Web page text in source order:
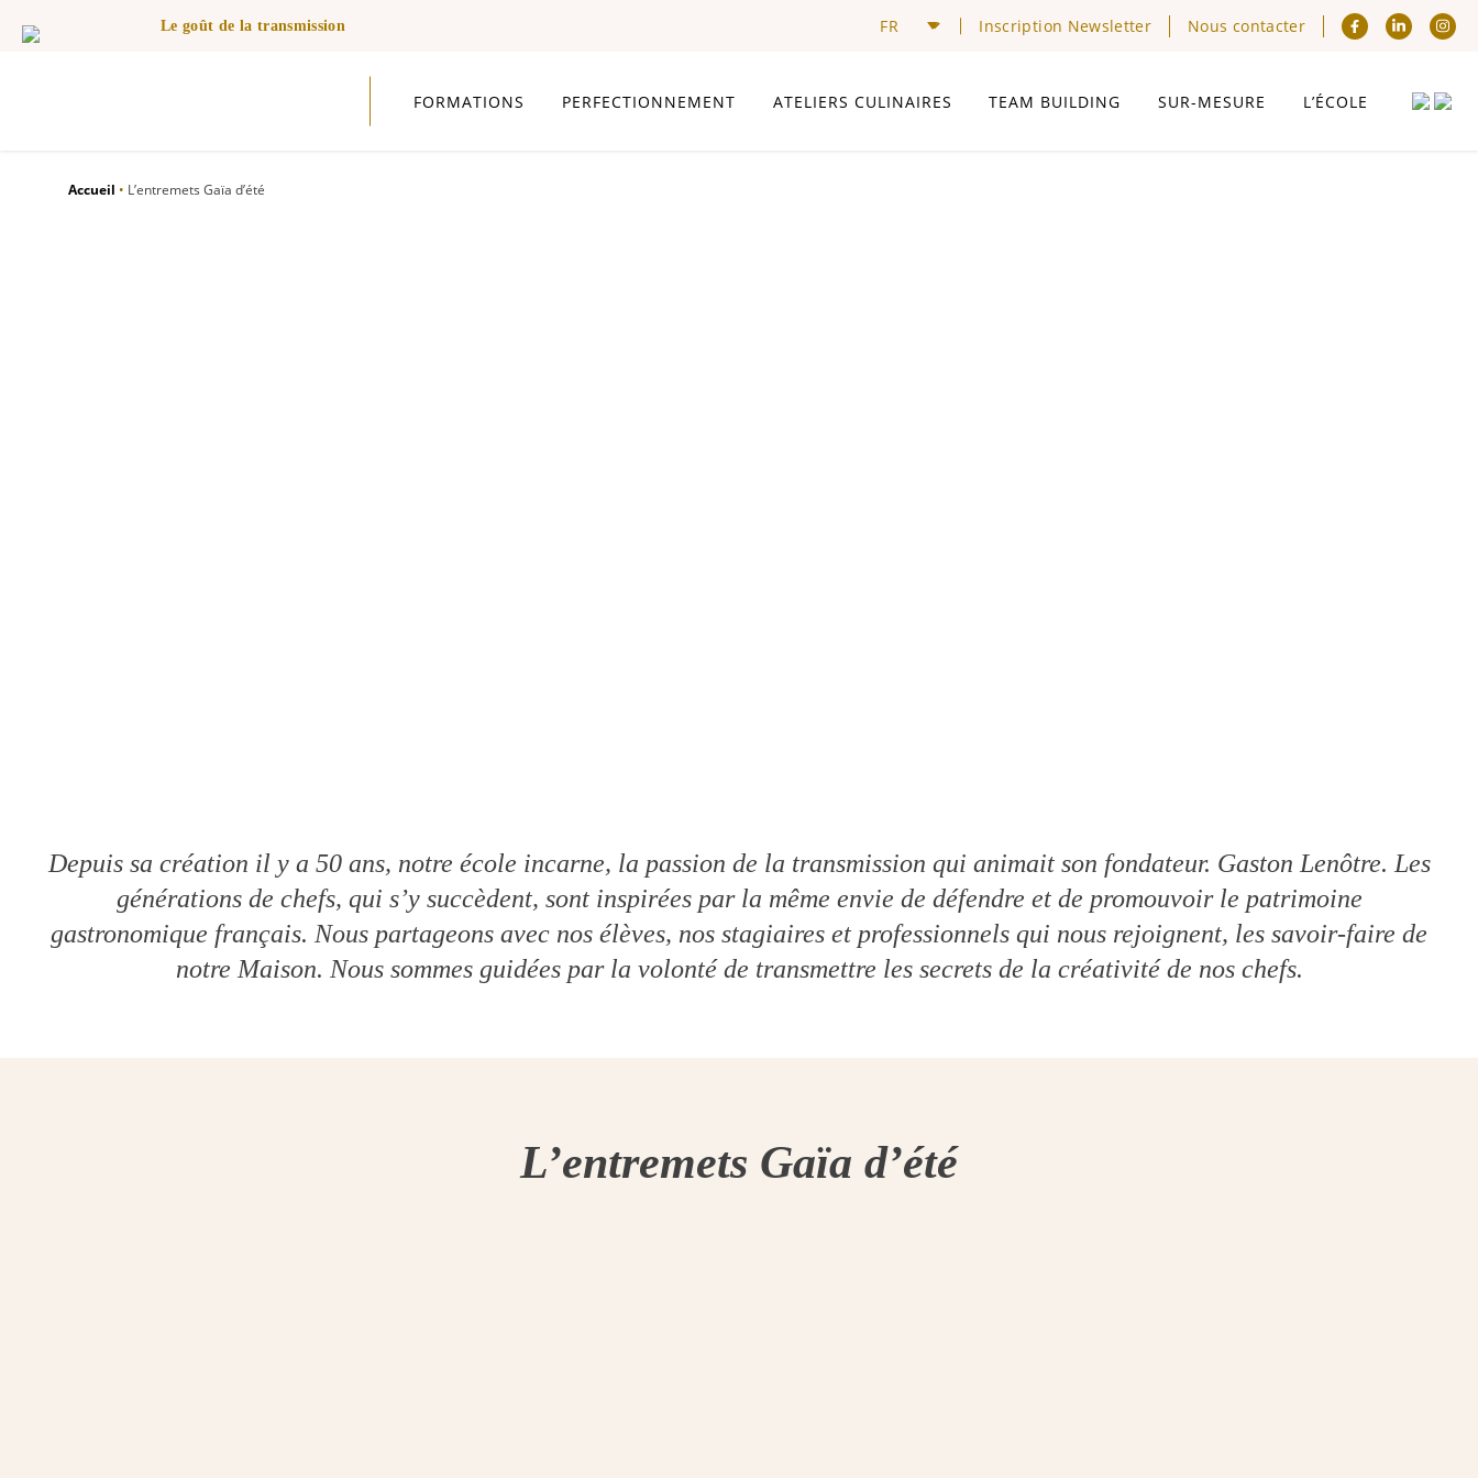
Le goût de la transmission Inscription Newsletter Nous contacter
FORMATIONS PERFECTIONNEMENT ATELIERS CULINAIRES TEAM BUILDING SUR-MESURE L’ÉCOLE
Accueil • L’entremets Gaïa d’été
Depuis sa création il y a 50 ans, notre école incarne, la passion de la transmission qui animait son fondateur. Gaston Lenôtre. Les
générations de chefs, qui s’y succèdent, sont inspirées par la même envie de défendre et de promouvoir le patrimoine
gastronomique français. Nous partageons avec nos élèves, nos stagiaires et professionnels qui nous rejoignent, les savoir-faire de
notre Maison. Nous sommes guidées par la volonté de transmettre les secrets de la créativité de nos chefs.
L’entremets Gaïa d’été